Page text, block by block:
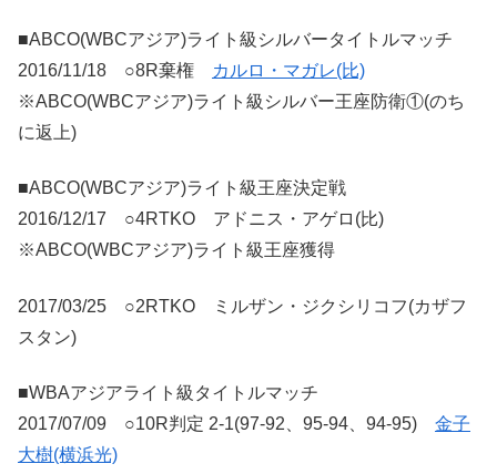
■ABCO(WBCアジア)ライト級シルバータイトルマッチ
2016/11/18 ○8R棄権
カルロ・マガレ(比)
※ABCO(WBCアジア)ライト級シルバー王座防衛①(のち
に返上)
■ABCO(WBCアジア)ライト級王座決定戦
2016/12/17 ○4RTKO アドニス・アゲロ(比)
※ABCO(WBCアジア)ライト級王座獲得
2017/03/25 ○2RTKO ミルザン・ジクシリコフ(カザフ
スタン)
■WBAアジアライト級タイトルマッチ
2017/07/09 ○10R判定 2-1(97-92、95-94、94-95) 金子
大樹(横浜光)